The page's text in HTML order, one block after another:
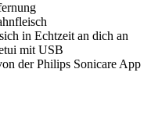
in Echtzeit an dich an
mit USB
der Philips Sonicare App